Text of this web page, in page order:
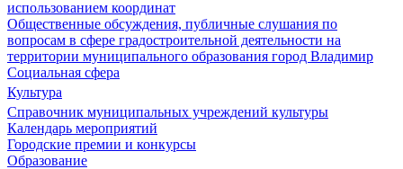
использованием координат
Общественные обсуждения, публичные слушания по
вопросам в сфере градостроительной деятельности на
территории муниципального образования город Владимир
Социальная сфера
Культура
Справочник муниципальных учреждений культуры
Календарь мероприятий
Городские премии и конкурсы
Образование